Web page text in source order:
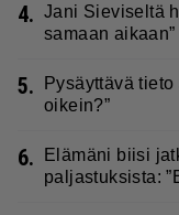
4. Jani Sieviseltä
samaan aikaan”
5.
Pysäyttävä
oikein?”
6.
Elämäni biisi
paljastuksista: